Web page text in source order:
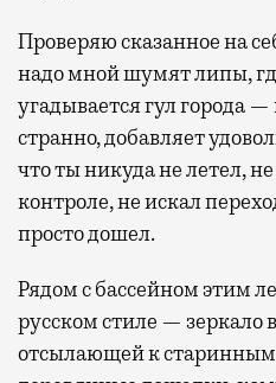
Проверяю сказанное на
надо мной шумят липы,
угадывается гул города —
странно, добавляет
что ты никуда не летел,
контроле, не искал
просто дошел.
Рядом с бассейном этим
русском стиле — зеркало
отсылающей к